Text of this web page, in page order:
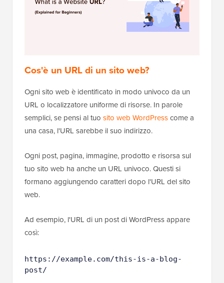
Cos'è un URL di un sito web?
Ogni sito web è identificato in modo univoco da un
URL o localizzatore uniforme di risorse. In parole
semplici, se pensi al tuo sito web WordPresscome a
una casa, l'URL sarebbe il suo indirizzo.
Ogni post, pagina, immagine, prodotto e risorsa sul
tuo sito web ha anche un URL univoco. Questi si
formano aggiungendo caratteri dopo l'URL del sito
web.
Ad esempio, l'URL di un post di WordPress appare
così:
https://example.com/this-is-a-blog-
post/